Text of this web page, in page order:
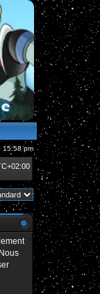
15:58 pm